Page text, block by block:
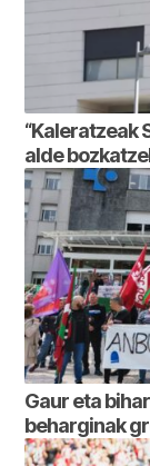
“Kaleratzeak
alde
Gaur eta
beharginak